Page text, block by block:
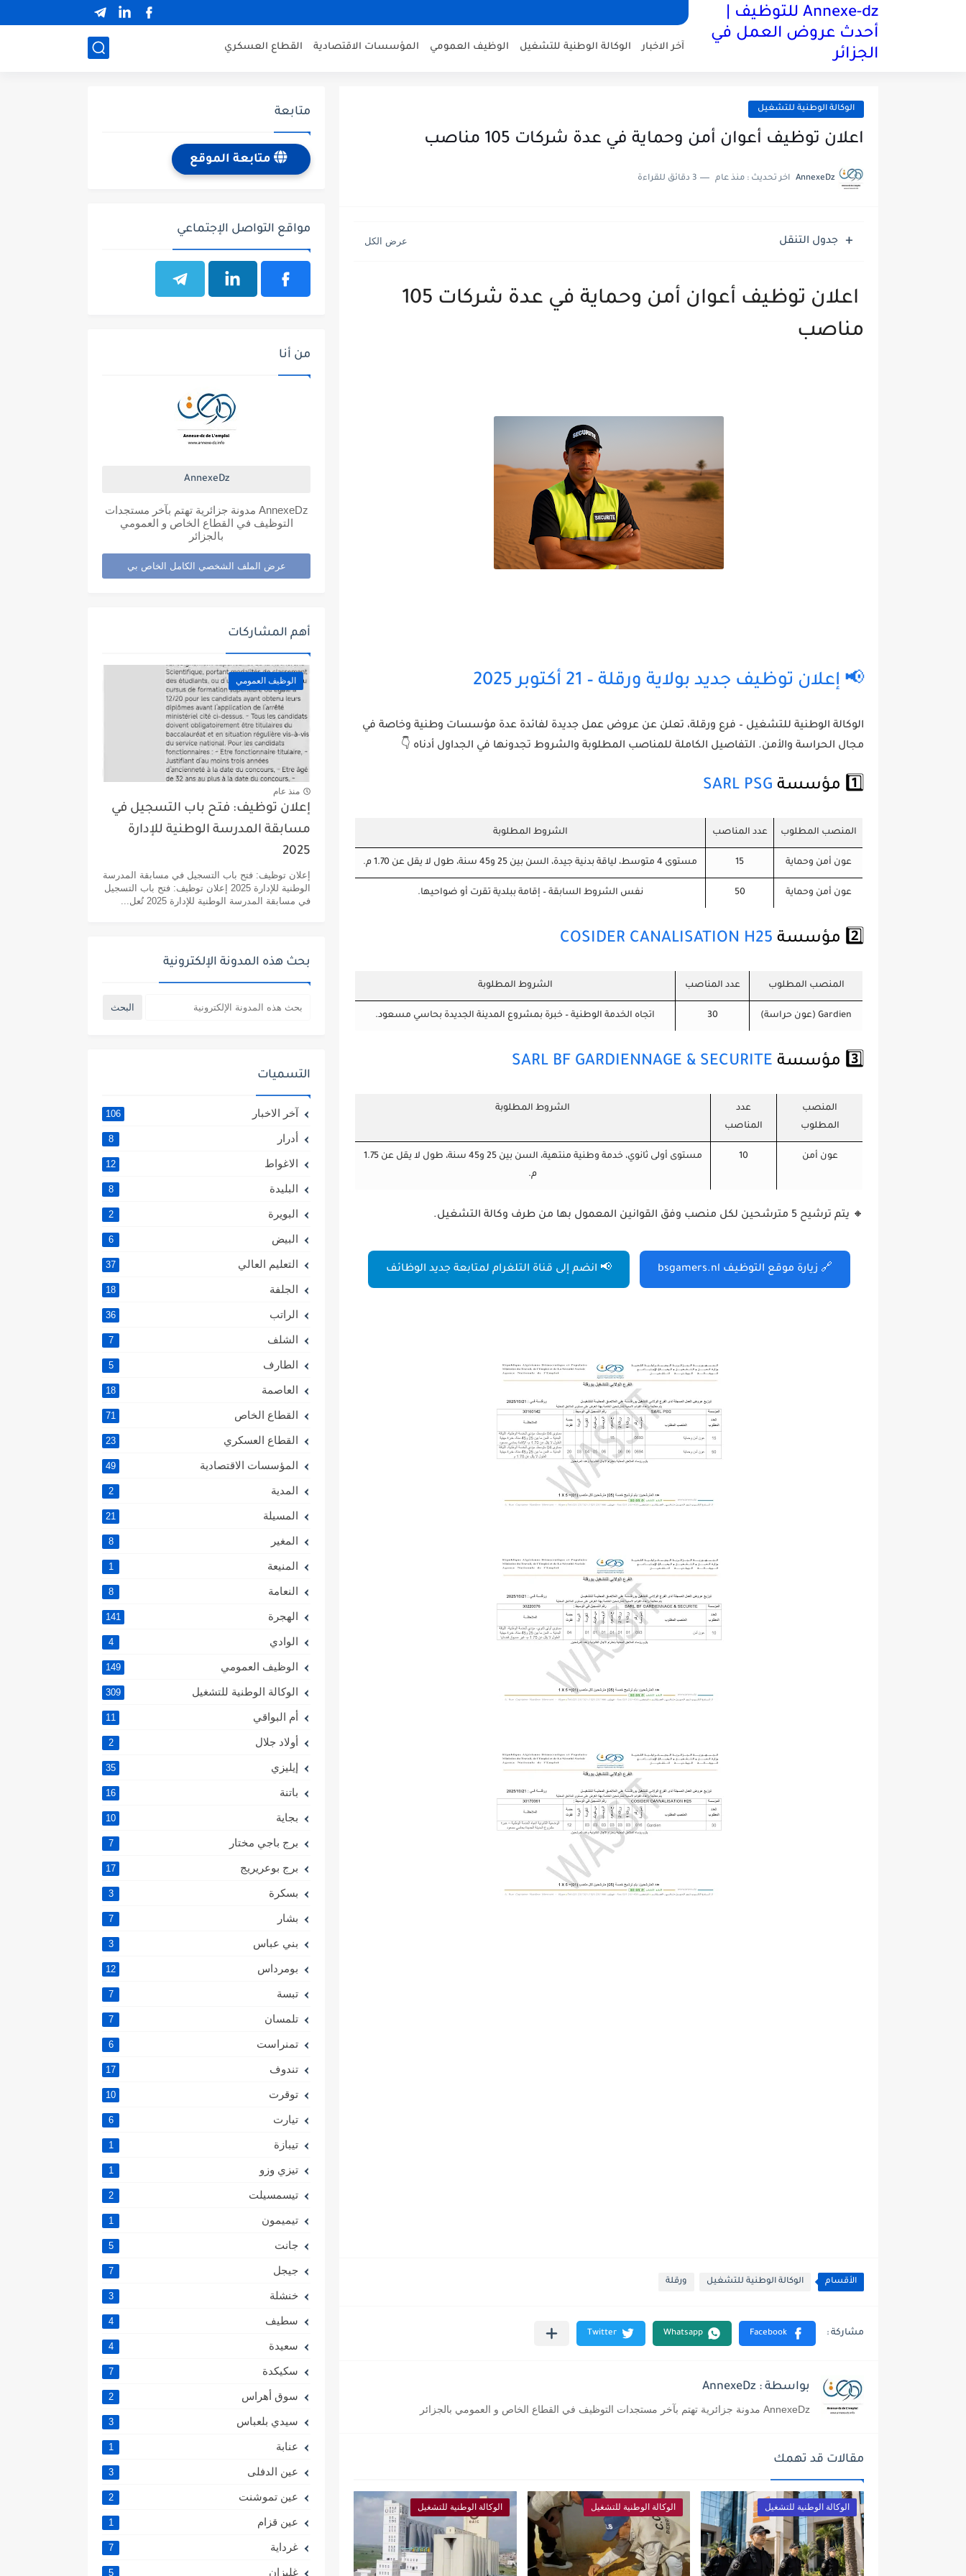
Annexe-dz للتوظيف |
أحدث عروض العمل في
الجزائر
آخر الاخبار الوكالة الوطنية للتشغيل الوظيف العمومي المؤسسات الاقتصادية القطاع العسكري
الوكالة الوطنية للتشغيل
اعلان توظيف أعوان أمن وحماية في عدة شركات 105 مناصب
AnnexeDz اخر تحديث : منذ عام 3 دقائق للقراءة
جدول التنقل
اعلان توظيف أعوان أمن وحماية في عدة شركات 105
مناصب
📢 إعلان توظيف جديد بولاية ورقلة – 21 أكتوبر 2025
الوكالة الوطنية للتشغيل – فرع ورقلة، تعلن عن عروض عمل جديدة لفائدة عدة مؤسسات وطنية وخاصة في
مجال الحراسة والأمن. التفاصيل الكاملة للمناصب المطلوبة والشروط تجدونها في الجداول أدناه 👇
1️⃣ مؤسسة SARL PSG
المنصب المطلوب عدد المناصب الشروط المطلوبة
عون أمن وحماية 15 مستوى 4 متوسط، لياقة بدنية جيدة، السن بين 25 و45 سنة، طول لا يقل عن 1.70 م.
عون أمن وحماية 50 نفس الشروط السابقة – إقامة ببلدية تقرت أو ضواحيها.
2️⃣ مؤسسة COSIDER CANALISATION H25
المنصب المطلوب عدد المناصب الشروط المطلوبة
Gardien (عون حراسة) 30 اتجاه الخدمة الوطنية – خبرة بمشروع المدينة الجديدة بحاسي مسعود.
3️⃣ مؤسسة SARL BF GARDIENNAGE & SECURITE
المنصب
المطلوب
عدد
المناصب
الشروط المطلوبة
عون أمن 10
مستوى أولى ثانوي، خدمة وطنية منتهية، السن بين 25 و45 سنة، طول لا يقل عن 1.75
م.
🔸 يتم ترشيح 5 مترشحين لكل منصب وفق القوانين المعمول بها من طرف وكالة التشغيل.
🔗 زيارة موقع التوظيف bsgamers.nl 📢 انضم إلى قناة التلغرام لمتابعة جديد الوظائف
الأقسام الوكالة الوطنية للتشغيل ورقلة
بواسطة : AnnexeDz
AnnexeDz مدونة جزائرية تهتم بآخر مستجدات التوظيف في القطاع الخاص و العمومي بالجزائر
مقالات قد تهمك
الوكالة الوطنية للتشغيل الوكالة الوطنية للتشغيل الوكالة الوطنية للتشغيل
متابعة
متابعة الموقع
مواقع التواصل الإجتماعي
من أنا
AnnexeDz
AnnexeDz مدونة جزائرية تهتم بآخر مستجدات
التوظيف في القطاع الخاص و العمومي
بالجزائر
عرض الملف الشخصي الكامل الخاص بي
أهم المشاركات
الوظيف العمومي
منذ عام
إعلان توظيف: فتح باب التسجيل في
مسابقة المدرسة الوطنية للإدارة
2025
إعلان توظيف: فتح باب التسجيل في مسابقة المدرسة
الوطنية للإدارة 2025 إعلان توظيف: فتح باب التسجيل
في مسابقة المدرسة الوطنية للإدارة 2025 تُعل...
بحث هذه المدونة الإلكترونية
التسميات
آخر الاخبار 106
أدرار 8
الاغواط 12
البليدة 8
البويرة 2
البيض 6
التعليم العالي 37
الجلفة 18
الراتب 36
الشلف 7
الطارف 5
العاصمة 18
القطاع الخاص 71
القطاع العسكري 23
المؤسسات الاقتصادية 49
المدية 2
المسيلة 21
المغير 8
المنيعة 1
النعامة 8
الهجرة 141
الوادي 4
الوظيف العمومي 149
الوكالة الوطنية للتشغيل 309
أم البواقي 11
أولاد جلال 2
إيليزي 35
باتنة 16
بجاية 10
برج باجي مختار 7
برج بوعريريج 17
بسكرة 3
بشار 7
بني عباس 3
بومرداس 12
تبسة 7
تلمسان 7
تمنراست 6
تندوف 17
توقرت 10
تيارت 6
تيبازة 1
تيزي وزو 1
تيسمسيلت 2
تيميمون 1
جانت 5
جيجل 7
خنشلة 3
سطيف 4
سعيدة 4
سكيكدة 7
سوق أهراس 2
سيدي بلعباس 3
عنابة 1
عين الدفلى 3
عين تموشنت 2
عين قزام 1
غرداية 7
غليزان 5